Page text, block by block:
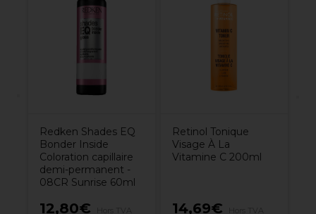
Redken Shades EQ
Bonder Inside
Coloration capillaire
demi-permanent -
08CR Sunrise 60ml
12,80€
Retinol Tonique
Visage À La
Vitamine C 200ml
14,69€